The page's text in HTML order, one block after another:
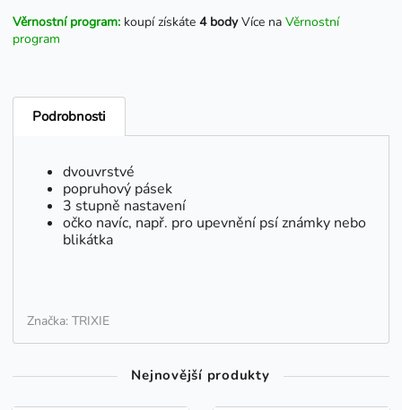
Věrnostní program: koupí získáte 4 bodyVíce na Věrnostní
program
Podrobnosti
dvouvrstvé
popruhový pásek
3 stupně nastavení
očko navíc, např. pro upevnění psí známky nebo
blikátka
Značka: TRIXIE
Nejnovější produkty